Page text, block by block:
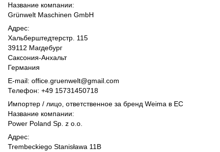
Название компании:
Grünwelt Maschinen GmbH
Адрес:
Хальберштедтерстр. 115
39112 Магдебург
Саксония-Анхальт
Германия
E-mail: office.gruenwelt@gmail.com
Телефон: +49 15731450718
Импортер / лицо, ответственное за бренд Weima в ЕС
Название компании:
Power Poland Sp. z o.o.
Адрес:
Trembeckiego Stanisława 11B